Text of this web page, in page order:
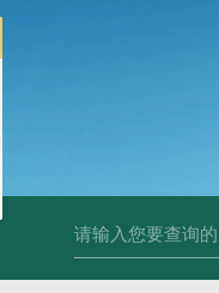
变送器GPV-V1-